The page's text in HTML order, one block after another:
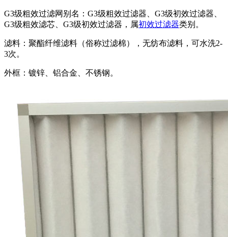
G3级粗效过滤网别名：G3级粗效过滤器、G3级初效过滤器、
G3级粗效滤芯、G3级初效过滤器，属初效过滤器类别。
滤料：聚酯纤维滤料（俗称过滤棉），无纺布滤料，可水洗2-
3次。
外框：镀锌、铝合金、不锈钢。